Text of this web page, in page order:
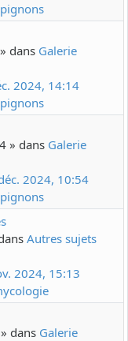
dans Galerie
2024, 14:14
» dans Galerie
2024, 10:54
Autres sujets
2024, 15:13
dans Galerie